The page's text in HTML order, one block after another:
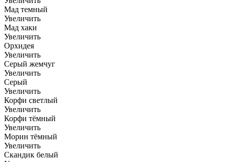
Мад темный
Увеличить
Мад хаки
Увеличить
Орхидея
Увеличить
Серый жемчуг
Увеличить
Серый
Увеличить
Корфи светлый
Увеличить
Корфи тёмный
Увеличить
Морин тёмный
Увеличить
Скандик белый